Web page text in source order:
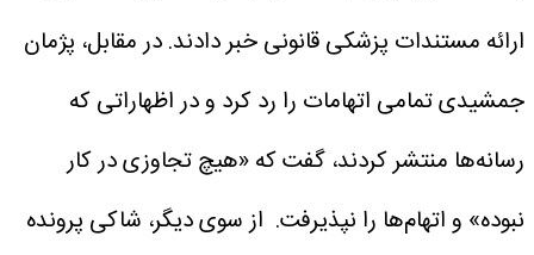
ارائه مستندات پزشکی قانونی خبر دادند. در مقابل، پژمان
جمشیدی تمامی اتهامات را رد کرد و در اظهاراتی که
رسانه‌ها منتشر کردند، گفت که «هیچ تجاوزی در کار
نبوده» و اتهام‌ها را نپذیرفت. از سوی دیگر، شاکی پرونده